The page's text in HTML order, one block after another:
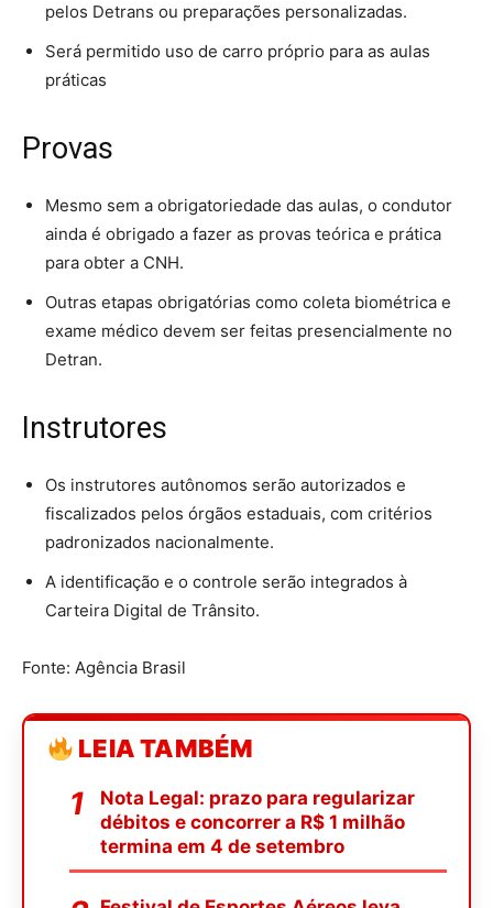
pelos Detrans ou preparações personalizadas.
Será permitido uso de carro próprio para as aulas
práticas
Provas
Mesmo sem a obrigatoriedade das aulas, o condutor
ainda é obrigado a fazer as provas teórica e prática
para obter a CNH.
Outras etapas obrigatórias como coleta biométrica e
exame médico devem ser feitas presencialmente no
Detran.
Instrutores
Os instrutores autônomos serão autorizados e
fiscalizados pelos órgãos estaduais, com critérios
padronizados nacionalmente.
A identificação e o controle serão integrados à
Carteira Digital de Trânsito.
Fonte: Agência Brasil
LEIA TAMBÉM
Nota Legal: prazo para regularizar
débitos e concorrer a R$ 1 milhão
termina em 4 de setembro